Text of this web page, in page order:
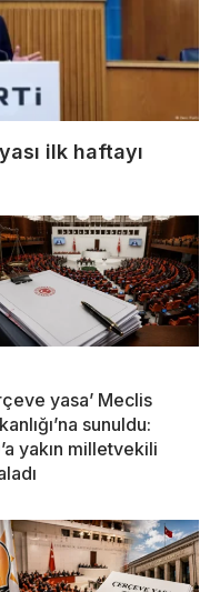
ilk haftayı
yasa’ Meclis
sunuldu:
yakın milletvekili